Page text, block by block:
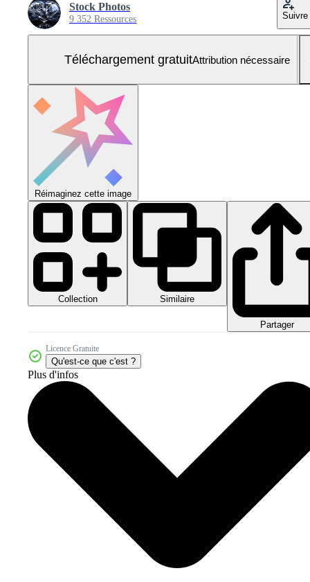
Stock Photos
9 352 Ressources Suivre
Téléchargement gratuitAttribution nécessaire
Réimaginez cette image
Collection Similaire
Partager
Licence Gratuite
Qu'est-ce que c'est ?
Plus d'infos